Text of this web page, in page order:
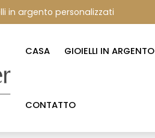
in argento personalizzati
CASA GIOIELLI IN ARGENTO
CONTATTO